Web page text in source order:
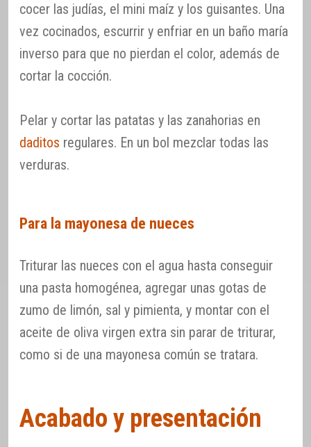
cocer las judías, el mini maíz y los guisantes. Una
vez cocinados, escurrir y enfriar en un baño maría
inverso para que no pierdan el color, además de
cortar la cocción.
Pelar y cortar las patatas y las zanahorias en
daditos regulares. En un bol mezclar todas las
verduras.
Para la mayonesa de nueces
Triturar las nueces con el agua hasta conseguir
una pasta homogénea, agregar unas gotas de
zumo de limón, sal y pimienta, y montar con el
aceite de oliva virgen extra sin parar de triturar,
como si de una mayonesa común se tratara.
Acabado y presentación